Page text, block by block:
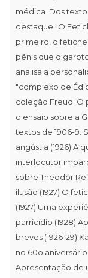
médica. Dos
destaque "O
primeiro, o
pênis que o
analisa a
"complexo de
coleção Freud. O
o ensaio sobre a
textos de 1906-9.
angústia (1926) A
interlocutor
sobre Theodor
ilusão (1927) O
(1927) Uma
parricídio (1928)
breves (1926-29)
no 60o
Apresentação de